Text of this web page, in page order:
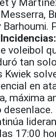
Incidencias:
voleibol
tan
Kwiek
en
máxima
17:00